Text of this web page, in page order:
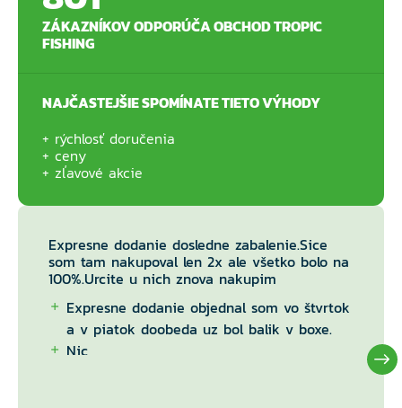
ZÁKAZNÍKOV ODPORÚČA OBCHOD TROPIC
FISHING
NAJČASTEJŠIE SPOMÍNATE TIETO VÝHODY
rýchlosť doručenia
ceny
zľavové akcie
Expresne dodanie dosledne zabalenie.Sice
som tam nakupoval len 2x ale všetko bolo na
100%.Urcite u nich znova nakupim
Expresne dodanie objednal som vo štvrtok
a v piatok doobeda uz bol balik v boxe.
Nic